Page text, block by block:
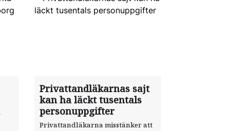
Privattandläkarnas sajt
kan ha läckt tusentals
personuppgifter
Privattandläkarna misstänker att